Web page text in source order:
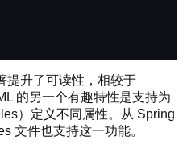
提升了可读性，相较于
的另一个有趣特性是支持为
）定义不同属性。从 Spring
文件也支持这一功能。